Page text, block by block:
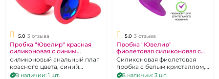
5.0 3 отзыва
Пробка "Ювелир" красная
силиконовая с синим
кристаллом М
силиконовый анальный плаг
красного цвета, синий
кристалл-ограничитель,
В наличии: 1 шт.
5.0 3 отзыва
Пробка "Ювелир"
фиолетовая силиконовая с
белым кристаллом М
Силиконовая фиолетовая
пробка с белым кристаллом,
размер М
В наличии: 3 шт.